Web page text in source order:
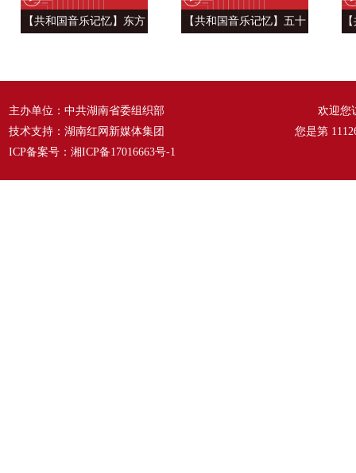
【共和国音乐记忆】东方
【共和国音乐记忆】五十
主办单位：中共湖南省委组织部
技术支持：湖南红网新媒体集团
ICP备案号： 湘ICP备17016663号-1
欢迎您
您是第